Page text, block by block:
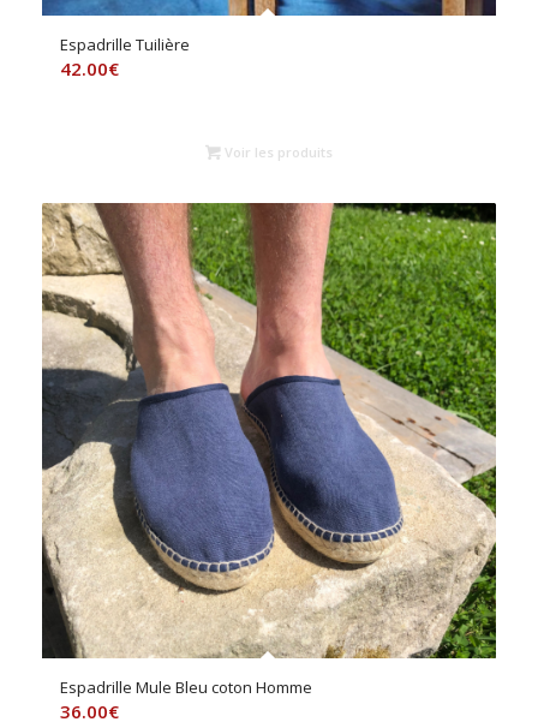
Espadrille Tuilière
42.00€
Voir les produits
Espadrille Mule Bleu coton Homme
36.00€